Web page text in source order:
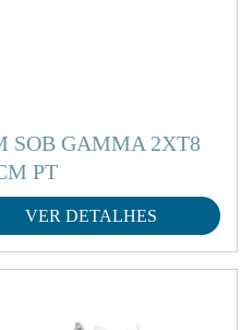
SOB GAMMA 2XT8
PT
VER DETALHES